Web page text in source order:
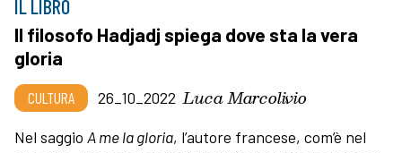
IL LIBRO
Il filosofo Hadjadj spiega dove sta la vera
gloria
CULTURA 26_10_2022 Luca Marcolivio
Nel saggio A me la gloria, l’autore francese, com’è nel